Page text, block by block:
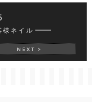
ネイル
NEXT